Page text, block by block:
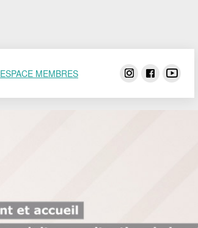
ESPACE MEMBRES